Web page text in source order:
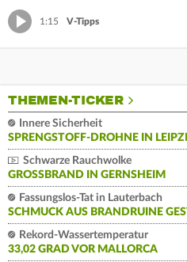
1:15 V-Tipps
THEMEN-TICKER
Innere Sicherheit
SPRENGSTOFF-DROHNE IN
Schwarze Rauchwolke
GROSSBRAND IN GERNSHEIM
Fassungslos-Tat in Lauterbach
SCHMUCK AUS BRANDRUINE
Rekord-Wassertemperatur
33,02 GRAD VOR MALLORCA